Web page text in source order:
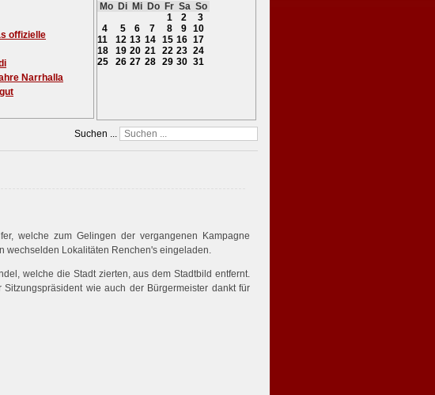
offizielle
Narrhalla
Mo Di Mi Do Fr Sa So
1
2
3
4
5 6 7 8 9 10
11
12 13 14 15 16 17
18
19 20 21 22 23 24
25
26 27 28 29 30 31
Suchen ...
welche zum Gelingen der vergangenen Kampagne
wechselden Lokalitäten Renchen's eingeladen.
welche die Stadt zierten, aus dem Stadtbild entfernt.
wie auch der Bürgermeister dankt für